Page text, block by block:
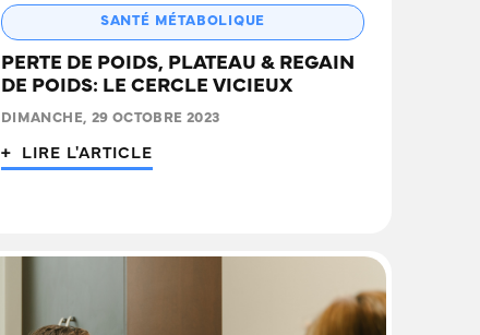
SANTÉ MÉTABOLIQUE
PERTE DE POIDS, PLATEAU & REGAIN
DE POIDS: LE CERCLE VICIEUX
DIMANCHE, 29 OCTOBRE 2023
+ LIRE L'ARTICLE